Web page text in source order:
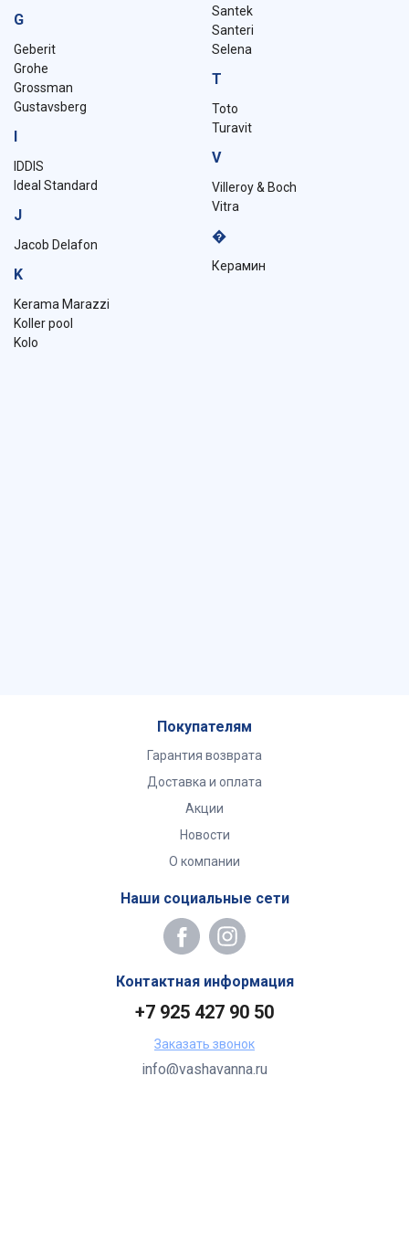
G
Geberit
Grohe
Grossman
Gustavsberg
I
IDDIS
Ideal Standard
J
Jacob Delafon
K
Kerama Marazzi
Koller pool
Kolo
Santek
Santeri
Selena
T
Toto
Turavit
V
Villeroy & Boch
Vitra
�
Керамин
Покупателям
Гарантия возврата
Доставка и оплата
Акции
Новости
О компании
Наши социальные сети
Контактная информация
+7 925 427 90 50
Заказать звонок
info@vashavanna.ru